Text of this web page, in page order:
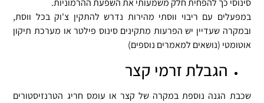
סינוסי כך להפחית חלק משמעותי את השפעת ההרמוניות.
במפעלים עם ריבוי ווסתי מהירות נדרש להתקין צ'וק בכל ווסת,
ובמקרה שעדיין יש הפרעות מתקינים סינוס פילטר או מערכת תיקון
אוטומטי (נושאים למאמרים נוספים)
הגבלת זרמי קצר
שכבת הגנה נוספת במקרה של קצר או עומס חריג הטרנזיסטורים
אתרים.
מבחינת מפעיל האתר המידע שנשמר הוא
והשימוש בתגובות בפורום.